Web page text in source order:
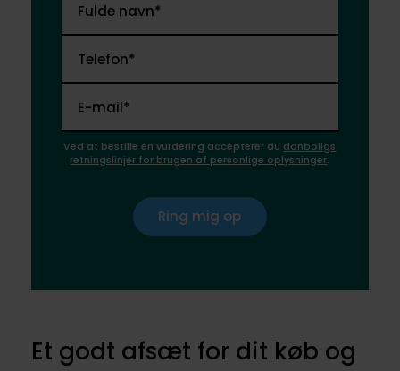
Fulde navn*
Telefon*
E-mail*
Ved at bestille en vurdering accepterer du danboligs
retningslinjer for brugen af personlige oplysninger.
Ring mig op
Et godt afsæt for dit køb og